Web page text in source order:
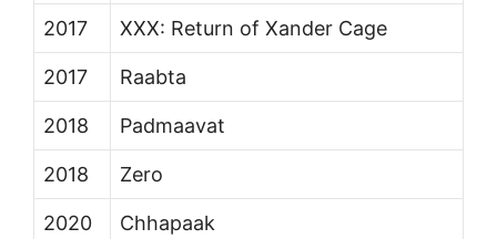
2017 XXX: Return of Xander Cage
2017 Raabta
2018 Padmaavat
2018 Zero
2020 Chhapaak